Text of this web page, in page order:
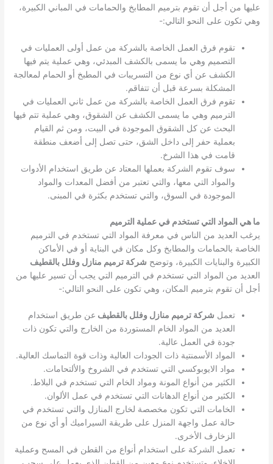
عليها من أجل أن تقوم بترميم المطابخ والحمامات في المباني الكبيرة،
وهي تكون على النحو التالي:-
تقوم فرق العمل الخاصة بالشركة من عمل أولى العمليات في
التصميم وهي ما يسمى بالكشف المبدئي، وهي عملية يتم فيها
الكشف عن أي نوع من التسريبات في المطبخ أو الحمام لمعالجة
المشكلة بسرعة قبل أن تتفاقم.
تقوم فرق العمل الخاصة بالشركة من عمل ثاني العمليات في
الترميم وهي ما يسمى الكشف عن الشقوق، وهي عملية تتم فيها
البحث عن كل الشقوق الموجودة في البيت، ومن ثم القيام
بعملية حفر إلى داخل الشق، حتى تصل إلى أضعف منطقة
قامت في هذا الشرخ.
سوف تقوم الشركة بعملها المعتاد عن طريق استخدام الأدوات
والمواد التي معها، والتي تعتبر من أفضل المعدات والمواد
الموجودة في السوق، والتي تستخدم بكثرة في المبنى.
ما هي المواد التي تستخدم في عملية الترميم
يرغب العديد من الناس في معرفة المواد التي تستخدم في الترميم
الخاصة بالحمامات والمطابخ وكل مكان في البناية أو في الأماكن
الكبيرة والبنايات الكبيرة، وتوضح شركة ترميم منازل وفلل بالقطيف
العديد من المواد التي تستخدم في الترميم التي يجب أن تسير عليها من
أجل أن تقوم بترميم المكان، وهي تكون على النحو التالي:-
تعمل شركة ترميم منازل وفلل بالقطيف عن طريق استخدام
العديد من المواد الخام المستوردة من الخارج والتي تكون ذات
جودة في العمل عالية.
المواد الأسمنتية ذات الجودات العالية وذات قوة التماسك العالية.
مواد الايوبوكسي التي تستخدم في الشروخ والألتحامات.
الكثير من أنواع المونة ومواد الخام التي تستخدم في البلاط.
الكثير من أنواع الدهانات التي تستخدم في عمل الألوان.
الخامات التي تكون مخصصة لخارج المنازل والتي تستخدم في
حالة عمل واجهة المنزل على طريقة السيراميك أو أي نوع من
الزخارف الأخرى.
تعمل الشركة على استخدام أنواع من القطن في المسح وعملية